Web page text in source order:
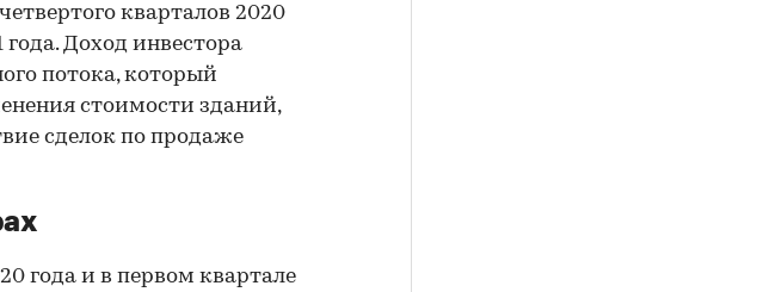
кварталов 2020
Доход инвестора
потока, который
стоимости зданий,
сделок по продаже
года и в первом квартале